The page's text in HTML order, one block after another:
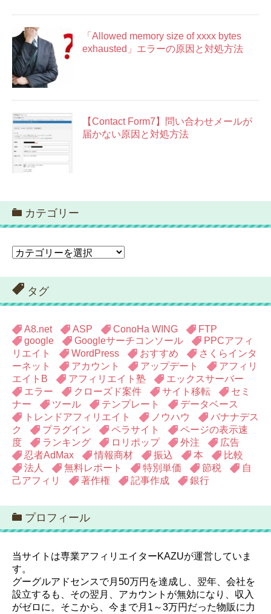
「Allowed memory size of xxxx bytes
exhausted」エラーの原因と対処方法
【Contact Form7】問い合わせメールが
届かない原因と対処方法
カテゴリー
カ
ゴ
リ
ー
タグ
A8.net ASP ConoHa WING
FTP
google
Googleサーチコンソール
PPCアフィ
リエイト
WordPress おすすめ
さくらインタ
ーネット
アカウント アップデート
アフィリ
エイトB
アフィリエイト塾
エックスサーバー
エラー
クローズド案件 サイト移転
セミ
ナー
ツール テンプレート
データベース
トレンドアフィリエイト
ノウハウ
バナナデス
ク
プラグイン ペラサイト
ページの表示速
度
ランキング ロリポップ 外注
広告
忍者AdMax
情報商材 振込 本
比較
法人
無料レポート 特別単価 節税
自
己アフィリ
著作権 記事作成 銀行
プロフィール
当サイトは専業アフィリエイターKAZUが運営していま
す。
グーグルアドセンスで月50万円を達成し、翌年、会社を
設立するも、その翌月、アカウントが無効になり、収入
がゼロに。そこから、今まで月1～3万円だった物販に力